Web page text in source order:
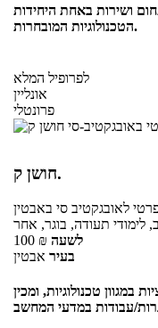
ושירות באחת היחידות
הטכנולוגיות המובחרות.
לפרופיל המלא
אונליין
פרונטלי
חושן ק.
לאובגקטיב סי באבטין
לימודי תעודה, בוגר, אחר
100 ₪ לשעה
בעיר אבטין
במגוון טכנולוגיות, ומכין